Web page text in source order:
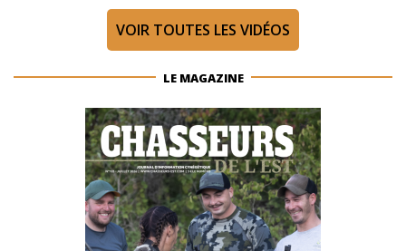
VOIR TOUTES LES VIDÉOS
LE MAGAZINE